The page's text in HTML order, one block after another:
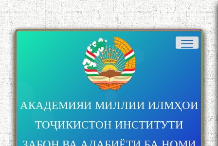
АКАДЕМИЯИ МИЛЛИИ ИЛМҲОИ
ТОҶИКИСТОН ИНСТИТУТИ